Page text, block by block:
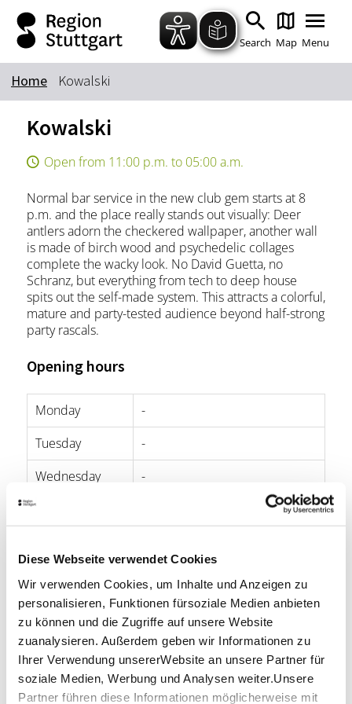
Diese Webseite verwendet Cookies
Wir verwenden Cookies, um Inhalte und Anzeigen zu
personalisieren, Funktionen fürsoziale Medien anbieten
zu können und die Zugriffe auf unsere Website
zuanalysieren. Außerdem geben wir Informationen zu
Ihrer Verwendung unsererWebsite an unsere Partner für
soziale Medien, Werbung und Analysen weiter.Unsere
Partner führen diese Informationen möglicherweise mit
Zum Hauptinhalt springen
Zur Suche springen
Zur Hauptnavigation
Zum Footer springen
Search Map Menu
Keyword
Home Kowalski
Kowalski
Open from 11:00 p.m. to 05:00 a.m.
Normal bar service in the new club gem starts at 8
p.m. and the place really stands out visually: Deer
antlers adorn the checkered wallpaper, another wall
is made of birch wood and psychedelic collages
complete the wacky look. No David Guetta, no
Schranz, but everything from tech to deep house
spits out the self-made system. This attracts a colorful,
mature and party-tested audience beyond half-strong
party rascals.
Opening hours
Monday
-
Tuesday
-
Wednesday
-
Thursday
Sunday
04:00 p.m. - 10:00 p.m.
opening hours by Google
Location & Contact